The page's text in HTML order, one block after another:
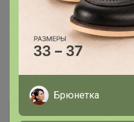
Информация о
Брюнетка